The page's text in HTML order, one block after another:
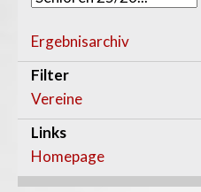
Ergebnisarchiv
Filter
Vereine
Links
Homepage